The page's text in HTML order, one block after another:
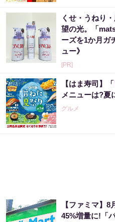
くせ・うねり
望の光。「
ーズを1か月ガ
ュー》
[PR]
【はま寿司】
メニューは?夏
グルメ
【ファミマ】
45%増量に!「